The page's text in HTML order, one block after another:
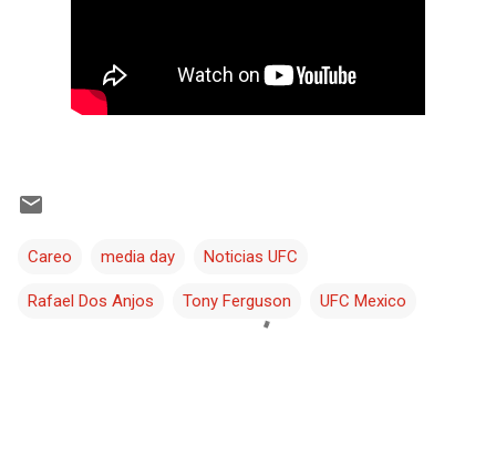
Careo media day Noticias UFC
Rafael Dos Anjos Tony Ferguson UFC Mexico